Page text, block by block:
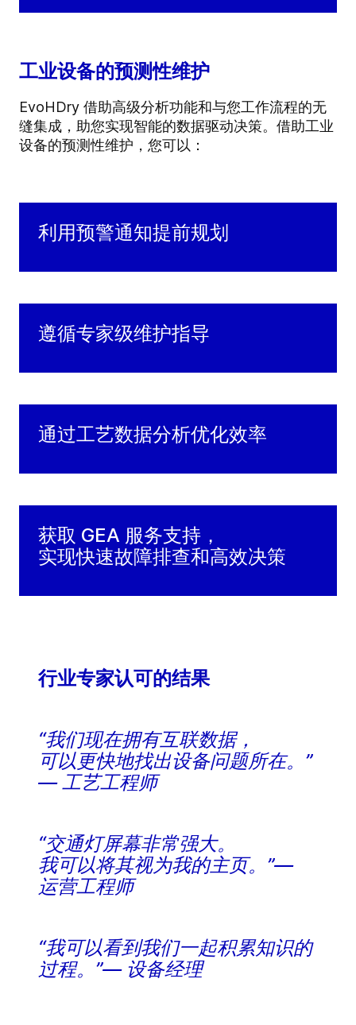
工业设备的预测性维护
EvoHDry 借助高级分析功能和与您工作流程的无
缝集成，助您实现智能的数据驱动决策。借助工业
设备的预测性维护，您可以：
利用预警通知提前规划
遵循专家级维护指导
通过工艺数据分析优化效率
获取 GEA 服务支持，
实现快速故障排查和高效决策
行业专家认可的结果
“我们现在拥有互联数据，
可以更快地找出设备问题所在。”
— 工艺工程师
“交通灯屏幕非常强大。
我可以将其视为我的主页。”—
运营工程师
“我可以看到我们一起积累知识的
过程。”— 设备经理